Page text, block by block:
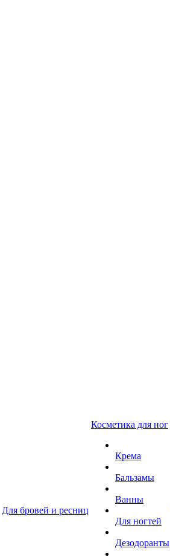
Для бровей и ресниц
Косметика для ног
Крема
Бальзамы
Ванны
Для ногтей
Дезодоранты